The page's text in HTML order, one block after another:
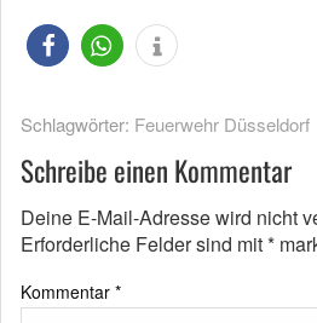
Schlagwörter: Feuerwehr Düsseldorf
Schreibe einen Kommentar
Deine E-Mail-Adresse wird nicht
Erforderliche Felder sind mit*
Kommentar *